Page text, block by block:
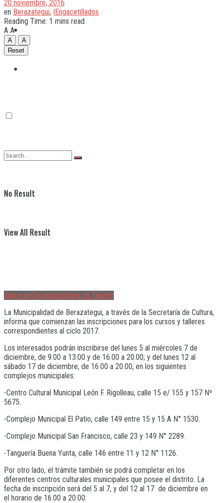
No Result
View All Result
20 noviembre, 2016
en Berazategui, |Engacetillados
Reading Time: 1 mins read
A A
A
A
Reset
Share on FacebookShare on Twitter
La Municipalidad de Berazategui, a través de la Secretaría de Cultura,
informa que comienzan las inscripciones para los cursos y talleres
correspondientes al ciclo 2017.
Los interesados podrán inscribirse del lunes 5 al miércoles 7 de
diciembre, de 9.00 a 13.00 y de 16.00 a 20.00; y del lunes 12 al
sábado 17 de diciembre, de 16.00 a 20.00, en los siguientes
complejos municipales:
-Centro Cultural Municipal León F. Rigolleau, calle 15 e/ 155 y 157 Nº
5675.
-Complejo Municipal El Patio, calle 149 entre 15 y 15 A N° 1530.
-Complejo Municipal San Francisco, calle 23 y 149 N° 2289.
-Tanguería Buena Yunta, calle 146 entre 11 y 12 N° 1126.
Por otro lado, el trámite también se podrá completar en los
diferentes centros culturales municipales que posee el distrito. La
fecha de inscripción será del 5 al 7, y del 12 al 17 de diciembre en
el horario de 16.00 a 20.00: